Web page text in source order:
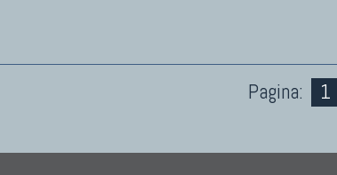
Pagina: 1